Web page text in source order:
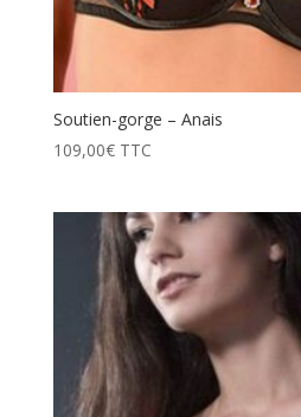
Soutien-gorge – Anais
109,00€ TTC